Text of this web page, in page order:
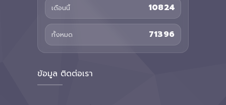
เดือนนี้ 10824
ทั้งหมด 71396
ข้อมูล ติดต่อเรา